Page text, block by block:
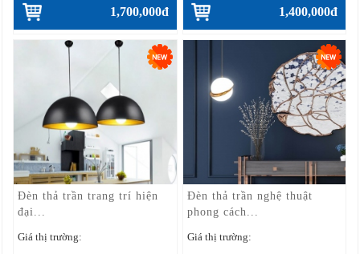
1,700,000đ 1,400,000đ
Đèn thả trần trang trí hiện
đại...
Giá thị trường:
Đèn thả trần nghệ thuật
phong cách...
Giá thị trường: